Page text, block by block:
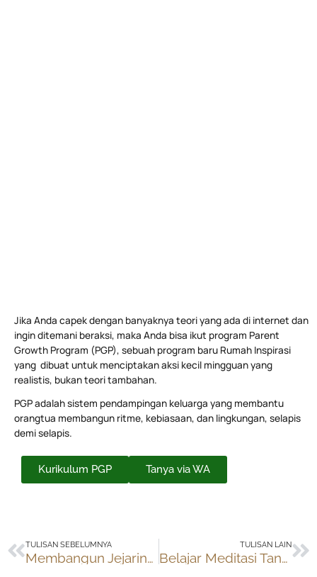
Jika Anda capek dengan banyaknya teori yang ada di internet dan
ingin ditemani beraksi, maka Anda bisa ikut program Parent
Growth Program (PGP), sebuah program baru Rumah Inspirasi
yang dibuat untuk menciptakan aksi kecil mingguan yang
realistis, bukan teori tambahan.
PGP adalah sistem pendampingan keluarga yang membantu
orangtua membangun ritme, kebiasaan, dan lingkungan, selapis
demi selapis.
Kurikulum PGP Tanya via WA
Prev
TULISAN SEBELUMNYA
Membangun Jejaring Komunitas Pendidikan di Pesta Pendidikan
TULISAN LAIN
Belajar Meditasi Tanpa Objek bersama Romo Sudrijanta